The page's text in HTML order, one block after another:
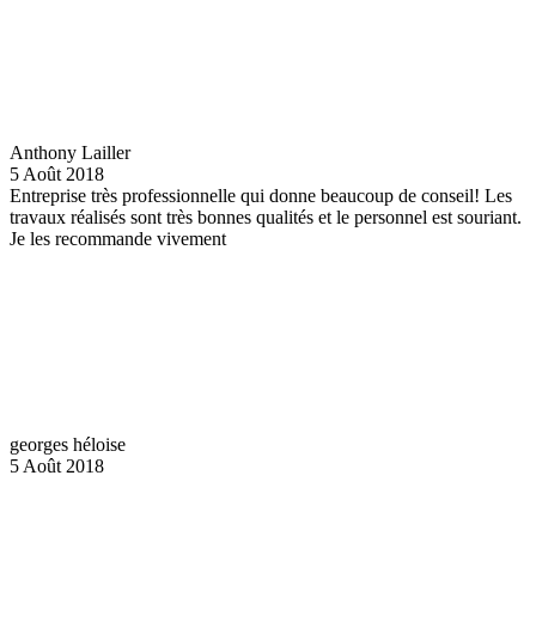
Anthony Lailler
5 Août 2018
Entreprise très professionnelle qui donne beaucoup de conseil! Les
travaux réalisés sont très bonnes qualités et le personnel est souriant.
Je les recommande vivement
georges héloise
5 Août 2018